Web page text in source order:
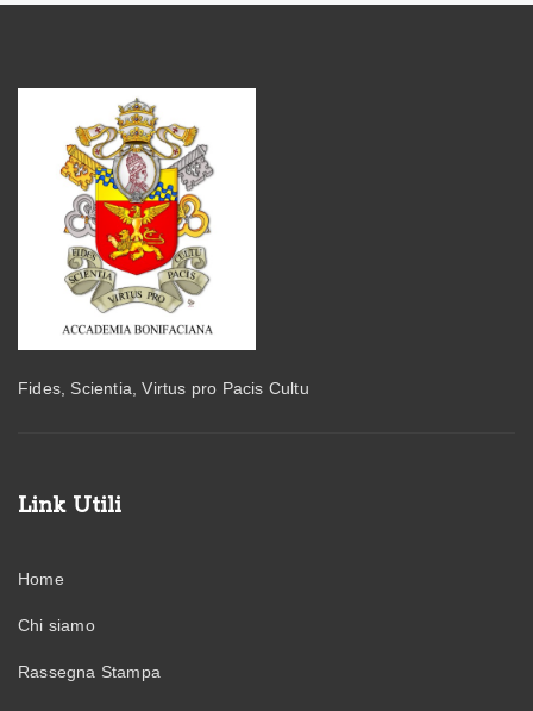
Fides, Scientia, Virtus pro Pacis Cultu
Link Utili
Home
Chi siamo
Rassegna Stampa